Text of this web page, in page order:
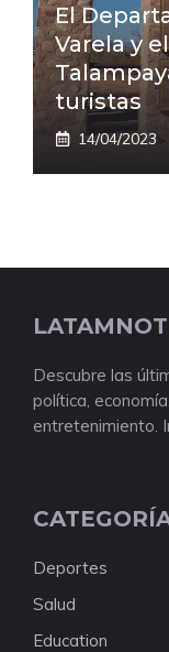
El
Varela y
turistas
14/04/2023
Descubre las
política,
entretenimiento.
Deportes
Salud
Education